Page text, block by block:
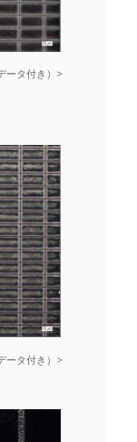
ータ付き）>
ータ付き）>